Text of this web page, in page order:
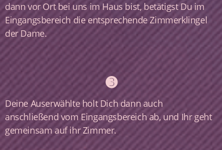
dann vor Ort bei uns im Haus bist, betätigst Du im
Eingangsbereich die entsprechende Zimmerklingel
der Dame.
➌
Deine Auserwählte holt Dich dann auch
anschließend vom Eingangsbereich ab, und Ihr geht
gemeinsam auf ihr Zimmer.